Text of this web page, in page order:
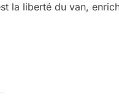
la liberté du van,